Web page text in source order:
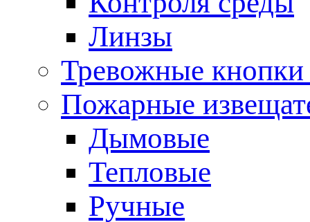
Линзы
Тревожные кнопки
Пожарные
Дымовые
Тепловые
Ручные